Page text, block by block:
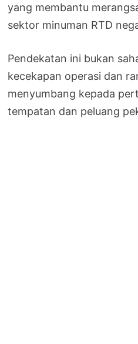
yang membantu
sektor minuman RTD
Pendekatan ini bukan
kecekapan operasi dan
menyumbang kepada
tempatan dan peluang